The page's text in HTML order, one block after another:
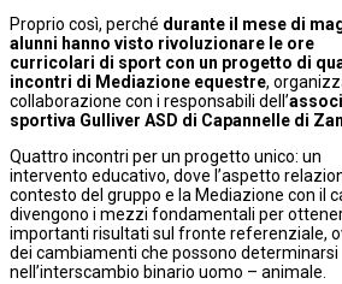
Proprio così, perché durante il mese di
alunni hanno visto rivoluzionare le ore
curricolari di sport con un progetto di
incontri di Mediazione equestre,
collaborazione con i responsabili dell’
sportiva Gulliver ASD di Capannelle di
Quattro incontri per un progetto unico: un
intervento educativo, dove l’aspetto
contesto del gruppo e la Mediazione con il
divengono i mezzi fondamentali per
importanti risultati sul fronte referenziale,
dei cambiamenti che possono determinarsi
nell’interscambio binario uomo – animale.